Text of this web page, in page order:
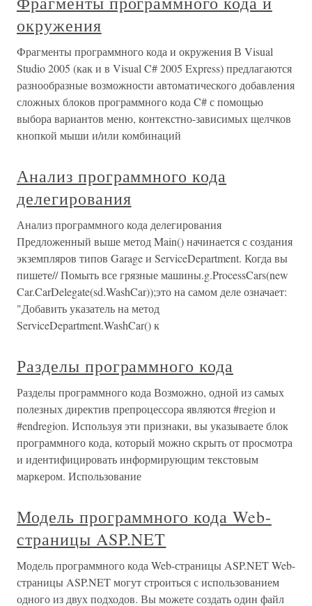
окружения
Фрагменты программного кода и окружения В Visual
Studio 2005 (как и в Visual C# 2005 Express) предлагаются
разнообразные возможности автоматического добавления
сложных блоков программного кода C# с помощью
выбора вариантов меню, контекстно-зависимых щелчков
кнопкой мыши и/или комбинаций
Анализ программного кода
делегирования
Анализ программного кода делегирования
Предложенный выше метод Main() начинается с создания
экземпляров типов Garage и ServiceDepartment. Когда вы
пишете// Помыть все грязные машины.g.ProcessCars(new
Car.CarDelegate(sd.WashCar));это на самом деле означает:
"Добавить указатель на метод
ServiceDepartment.WashCar() к
Разделы программного кода
Разделы программного кода Возможно, одной из самых
полезных директив препроцессора являются #region и
#endregion. Используя эти признаки, вы указываете блок
программного кода, который можно скрыть от просмотра
и идентифицировать информирующим текстовым
маркером. Использование
Модель программного кода Web-
страницы ASP.NET
Модель программного кода Web-страницы ASP.NET Web-
страницы ASP.NET могут строиться с использованием
одного из двух подходов. Вы можете создать один файл